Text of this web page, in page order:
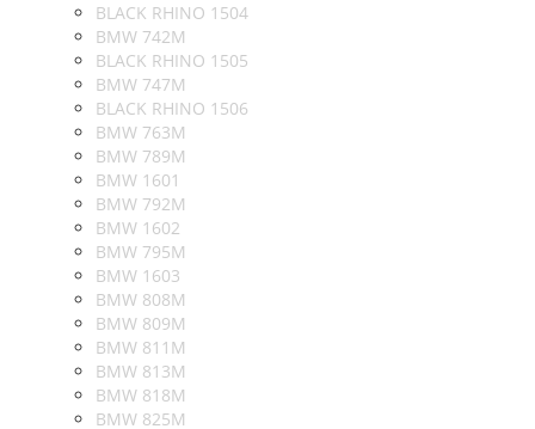
BLACK RHINO 1504
BMW 742M
BLACK RHINO 1505
BMW 747M
BLACK RHINO 1506
BMW 763M
BMW 789M
BMW 1601
BMW 792M
BMW 1602
BMW 795M
BMW 1603
BMW 808M
BMW 809M
BMW 811M
BMW 813M
BMW 818M
BMW 825M